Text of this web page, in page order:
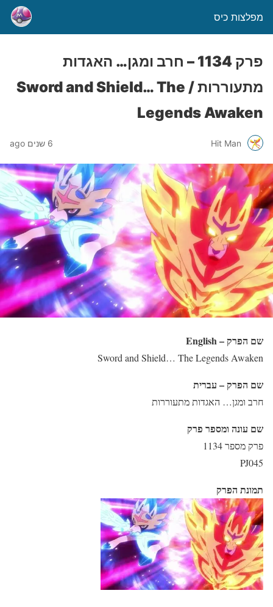
מפלצות כיס
פרק 1134 – חרב ומגן… האגדות
מתעוררות / Sword and Shield… The
Legends Awaken
Hit Man 6 שנים ago
שם הפרק – English
Sword and Shield… The Legends Awaken
שם הפרק – עברית
חרב ומגן… האגדות מתעוררות
שם עונה ומספר פרק
פרק מספר 1134
PJ045
תמונת הפרק